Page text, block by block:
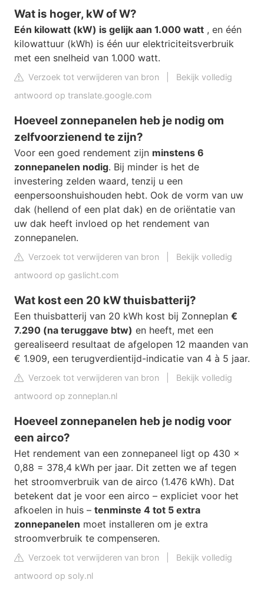
Wat is hoger, kW of W?
Eén kilowatt (kW) is gelijk aan 1.000 watt , en één
kilowattuur (kWh) is één uur elektriciteitsverbruik
met een snelheid van 1.000 watt.
Verzoek tot verwijderen van bron
Bekijk volledig
antwoord op translate.google.com
Hoeveel zonnepanelen heb je nodig om
zelfvoorzienend te zijn?
Voor een goed rendement zijn minstens 6
zonnepanelen nodig. Bij minder is het de
investering zelden waard, tenzij u een
eenpersoonshuishouden hebt. Ook de vorm van uw
dak (hellend of een plat dak) en de oriëntatie van
uw dak heeft invloed op het rendement van
zonnepanelen.
Verzoek tot verwijderen van bron
Bekijk volledig
antwoord op gaslicht.com
Wat kost een 20 kW thuisbatterij?
Een thuisbatterij van 20 kWh kost bij Zonneplan €
7.290 (na teruggave btw) en heeft, met een
gerealiseerd resultaat de afgelopen 12 maanden van
€ 1.909, een terugverdientijd-indicatie van 4 à 5 jaar.
Verzoek tot verwijderen van bron
Bekijk volledig
antwoord op zonneplan.nl
Hoeveel zonnepanelen heb je nodig voor
een airco?
Het rendement van een zonnepaneel ligt op 430 x
0,88 = 378,4 kWh per jaar. Dit zetten we af tegen
het stroomverbruik van de airco (1.476 kWh). Dat
betekent dat je voor een airco – expliciet voor het
afkoelen in huis – tenminste 4 tot 5 extra
zonnepanelen moet installeren om je extra
stroomverbruik te compenseren.
Verzoek tot verwijderen van bron
Bekijk volledig
antwoord op soly.nl